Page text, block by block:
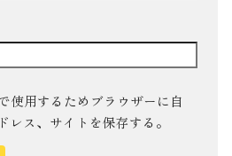
使用するためブラウザーに自
レス、サイトを保存する。